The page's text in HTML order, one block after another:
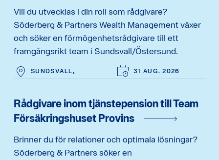
Vill du utvecklas i din roll som rådgivare?
Söderberg & Partners Wealth Management växer
och söker en förmögenhetsrådgivare till ett
framgångsrikt team i Sundsvall/Östersund.
SUNDSVALL, 31 AUG. 2026
Rådgivare inom tjänstepension till Team
Försäkringshuset Provins
Brinner du för relationer och optimala lösningar?
Söderberg & Partners söker en